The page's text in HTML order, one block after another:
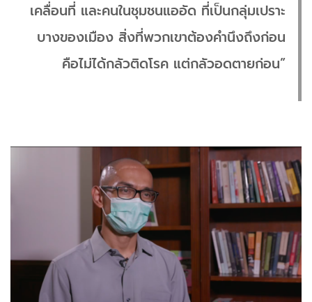
เคลื่อนที่ และคนในชุมชนแออัด ที่เป็นกลุ่มเปราะ
บางของเมือง สิ่งที่พวกเขาต้องคำนึงถึงก่อน
คือไม่ได้กลัวติดโรค แต่กลัวอดตายก่อน”